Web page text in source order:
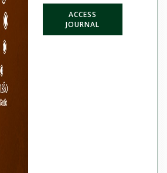
ACCESS
JOURNAL